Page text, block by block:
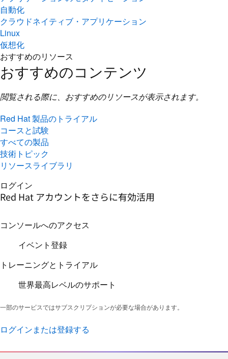
自動化
クラウドネイティブ・アプリケーション
Linux
仮想化
おすすめのリソース
おすすめのコンテンツ
閲覧される際に、おすすめのリソースが表示されます。
Red Hat 製品のトライアル
コースと試験
すべての製品
技術トピック
リソースライブラリ
ログイン
Red Hat アカウントをさらに有効活用
コンソールへのアクセス
イベント登録
トレーニングとトライアル
世界最高レベルのサポート
一部のサービスではサブスクリプションが必要な場合があります。
ログインまたは登録する